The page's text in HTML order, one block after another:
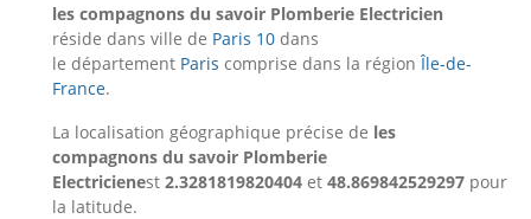
les compagnons du savoir Plomberie Electricien
réside dans ville de Paris 10 dans
le département Paris comprise dans la régionÎle-de-
France.
La localisation géographique précise de les
compagnons du savoir Plomberie
Electricienest 2.3281819820404 et 48.869842529297 pour
la latitude.